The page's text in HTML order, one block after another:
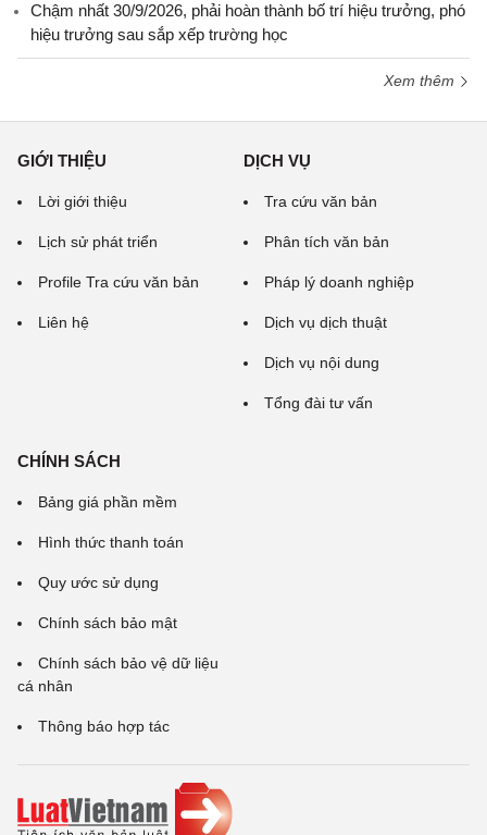
Chậm nhất 30/9/2026, phải hoàn thành bố trí hiệu trưởng, phó
hiệu trưởng sau sắp xếp trường học
Xem thêm
GIỚI THIỆU
Lời giới thiệu
Lịch sử phát triển
Profile Tra cứu văn bản
Liên hệ
DỊCH VỤ
Tra cứu văn bản
Phân tích văn bản
Pháp lý doanh nghiệp
Dịch vụ dịch thuật
Dịch vụ nội dung
Tổng đài tư vấn
CHÍNH SÁCH
Bảng giá phần mềm
Hình thức thanh toán
Quy ước sử dụng
Chính sách bảo mật
Chính sách bảo vệ dữ liệu
cá nhân
Thông báo hợp tác